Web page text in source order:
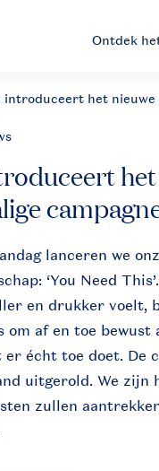
Ontdek
introduceert het nieuwe
lanceren we
‘You Need
en drukker voelt,
om af en toe
er écht toe doet. De
uitgerold. We zijn
zullen